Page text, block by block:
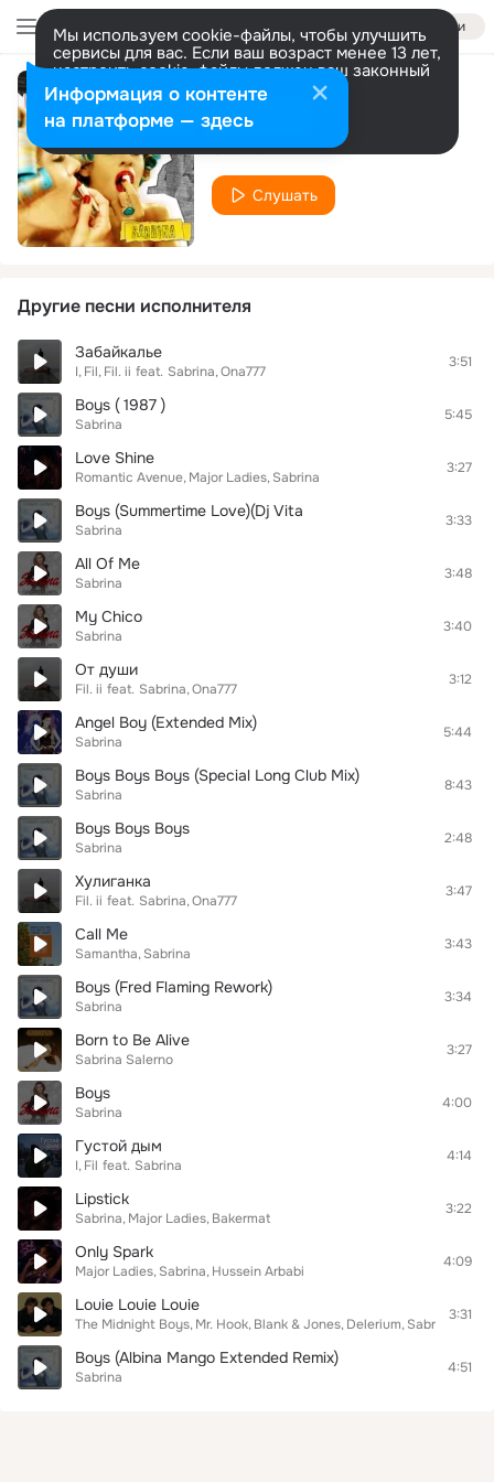
Войти
Мы используем cookie-файлы, чтобы улучшить
сервисы для вас. Если ваш возраст менее 13 лет,
настроить cookie-файлы должен ваш законный
представитель. Больше информации
Разрешить все Настроить
Flying High
Sabrina
Слушать
Другие песни исполнителя
Забайкалье
I Fil Fil. ii feat. Sabrina Ona777
3:51
Boys ( 1987 )
Sabrina
5:45
Love Shine
Romantic Avenue Major Ladies Sabrina
3:27
Boys (Summertime Love)(Dj Vita
Sabrina
3:33
All Of Me
Sabrina
3:48
My Chico
Sabrina
3:40
От души
Fil. ii feat. Sabrina Ona777
3:12
Angel Boy (Extended Mix)
Sabrina
5:44
Boys Boys Boys (Special Long Club Mix)
Sabrina
8:43
Boys Boys Boys
Sabrina
2:48
Хулиганка
Fil. ii feat. Sabrina Ona777
3:47
Call Me
Samantha Sabrina
3:43
Boys (Fred Flaming Rework)
Sabrina
3:34
Born to Be Alive
Sabrina Salerno
3:27
Boys
Sabrina
4:00
Густой дым
I Fil feat. Sabrina
4:14
Lipstick
Sabrina Major Ladies Bakermat
3:22
Only Spark
Major Ladies Sabrina Hussein Arbabi
4:09
Louie Louie Louie
The Midnight Boys Mr. Hook Blank & Jones Delerium Sabrina
3:31
Boys (Albina Mango Extended Remix)
Sabrina
4:51
Информация о контенте
на платформе — здесь